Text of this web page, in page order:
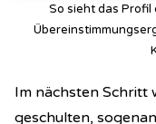
So sieht das Profil
Im nächsten Schritt
geschulten,